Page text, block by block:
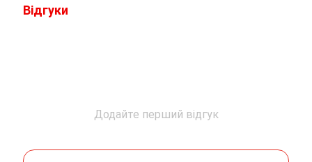
Відгуки
Додайте перший відгук